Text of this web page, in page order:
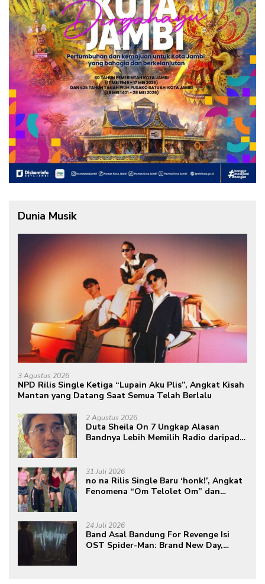
Dunia Musik
3 Agustus 2026
NPD Rilis Single Ketiga “Lupain Aku Plis”, Angkat Kisah
Mantan yang Datang Saat Semua Telah Berlalu
2 Agustus 2026
Duta Sheila On 7 Ungkap Alasan
Bandnya Lebih Memilih Radio daripada
31 Juli 2026
no na Rilis Single Baru ‘honk!’, Angkat
Fenomena “Om Telolet Om” dan
24 Juli 2026
Band Asal Bandung For Revenge Isi
OST Spider-Man: Brand New Day,